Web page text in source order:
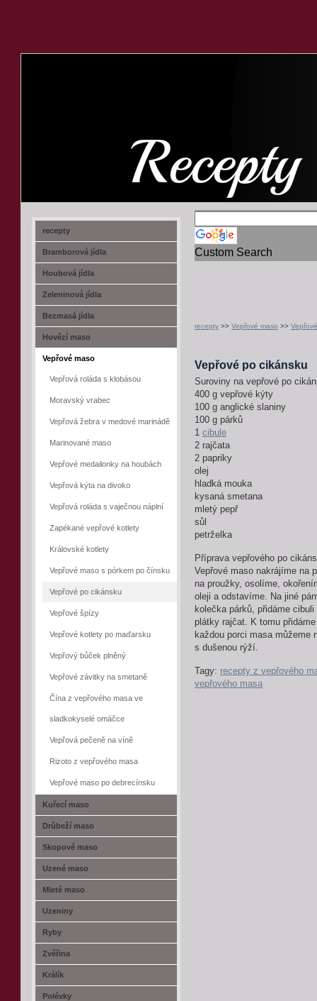
Custom Search
recepty >> Vepřové maso >>
Vepřové po cikánsku
Suroviny na vepřové po
400 g vepřové kýty
100 g anglické slaniny
100 g párků
1 cibule
2 rajčata
2 papriky
olej
hladká mouka
kysaná smetana
mletý pepř
sůl
petrželka
Příprava vepřového po
Vepřové maso nakrájíme na
na proužky, osolíme,
oleji a odstavíme. Na jiné
kolečka párků, přidáme
plátky rajčat. K tomu
každou porci masa můžeme
s dušenou rýží.
Tagy: recepty z vepřového
vepřového masa
recepty
Bramborová jídla
Houbová jídla
Zeleninová jídla
Bezmasá jídla
Hovězí maso
Vepřové maso
Vepřová roláda s klobásou
Moravský vrabec
Vepřová žebra v medové marinádě
Marinované maso
Vepřové medailonky na houbách
Vepřová kýta na divoko
Vepřová roláda s vaječnou náplní
Zapékané vepřové kotlety
Královské kotlety
Vepřové maso s pórkem po čínsku
Vepřové po cikánsku
Vepřové špízy
Vepřové kotlety po maďarsku
Vepřový bůček plněný
Vepřové závitky na smetaně
Čína z vepřového masa ve
sladkokyselé omáčce
Vepřová pečeně na víně
Rizoto z vepřového masa
Vepřové maso po debrecínsku
Kuřecí maso
Drůbeží maso
Skopové maso
Uzené maso
Mleté maso
Uzeniny
Ryby
Zvěřina
Králík
Polévky